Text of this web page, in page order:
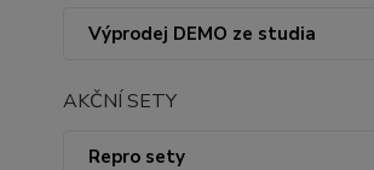
Výprodej DEMO ze studia
AKČNÍ SETY
Repro sety